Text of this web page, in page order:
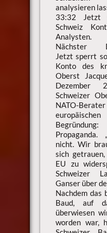
analysieren
33:32 Jetzt
Schweiz
Analysten.
Nächster
Jetzt sperrt
Konto des
Oberst
Schweizer
NATO-
nicht. Wir
sich
EU zu
Schweizer
Ganser über
Nachdem das
Baud, auf
überwiesen
worden war,